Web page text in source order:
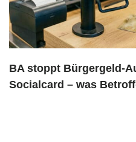
BA stoppt Bürgergeld-
Socialcard – was